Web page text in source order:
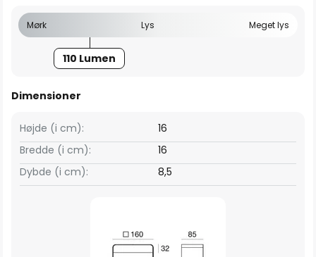
Mørk Lys Meget lys
110 Lumen
Dimensioner
Bredde (i cm): 16
Højde (i cm): 16
Dybde (i cm): 8,5